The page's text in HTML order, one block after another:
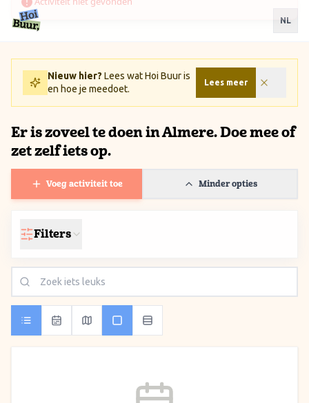
Ga naar inhoud / Skip to content
NL
Nieuw hier? Lees wat Hoi Buur is
en hoe je meedoet.
Lees meer
Er is zoveel te doen in Almere. Doe mee of
zet zelf iets op.
Voeg activiteit toe Minder opties
Filters